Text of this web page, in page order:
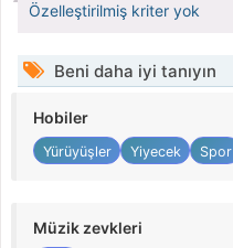
Özelleştirilmiş kriter yok
Beni daha iyi tanıyın
Hobiler
Yürüyüşler Yiyecek Spor
Müzik zevkleri